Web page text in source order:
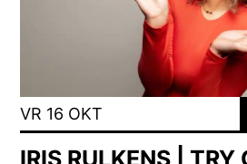
VR 16 OKT
IRIS RULKENS | TRY